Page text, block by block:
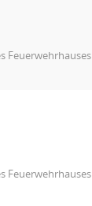
Feuerwehrhauses
Feuerwehrhauses